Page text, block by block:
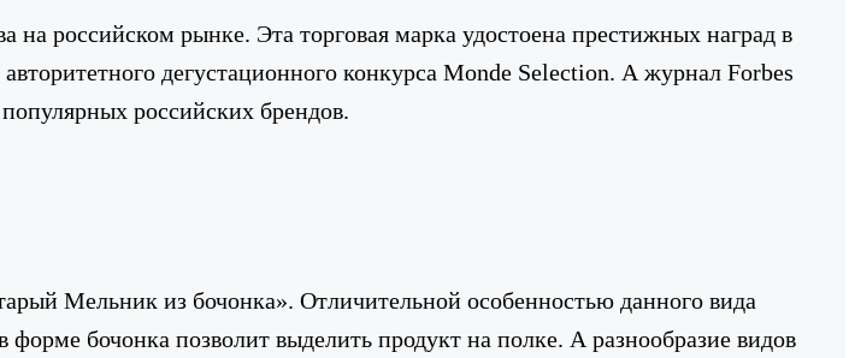
российском рынке. Эта торговая марка удостоена престижных наград в
дегустационного конкурса Monde Selection. А журнал Forbes
российских брендов.
Мельник из бочонка». Отличительной особенностью данного вида
бочонка позволит выделить продукт на полке. А разнообразие видов